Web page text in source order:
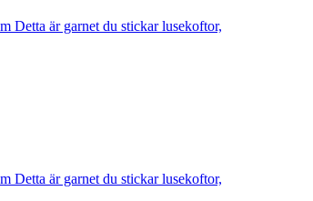
Detta är garnet du stickar lusekoftor,
Detta är garnet du stickar lusekoftor,